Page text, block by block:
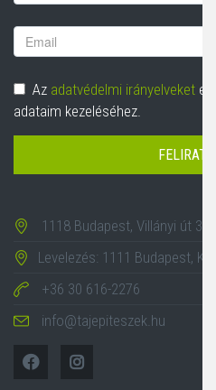
Email
cím
Adatvédelem
Az adatvédelmi irányelveket
adataim kezeléséhez.
1118 Budapest, Villányi út
Levelezés: 1111 Budapest,
+36 30 616-2276
info@tajepiteszek.hu